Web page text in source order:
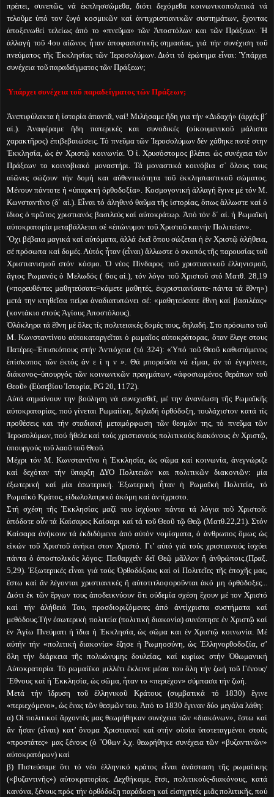
πρέπει, συνεπῶς, νά ἐκπλησσώμεθα, διότι δεχόμεθα κοινωνικοπολιτικά νά
τελοῦμε ὑπό τον ζυγό κοσμικῶν καί ἀντιχριστιανικῶν συστημάτων, ἒχοντας
ἀποξενωθεί τελείως ἀπό το «πνεῦμα» τῶν Ἀποστόλων και τῶν Πράξεων. Ἡ
ἀλλαγή τοῦ 4ου αἰῶνος ἦταν ἀποφασιστικῆς σημασίας, γιά τήν συνέχιση τοῦ
πνεύματος τῆς Ἐκκλησίας τῶν Ἱεροσολύμων. Διότι τό ἐρώτημα εἶναι: Ὑπάρχει
συνέχεια τοῦ παραδείγματος τῶν Πράξεων;
Ὑπάρχει συνέχεια τοῦ παραδείγματος τῶν Πράξεων;
Ἀνεπιφύλακτα ἡ ἱστορία ἀπαντᾶ, ναί! Μιλήσαμε ἢδη για τήν «Διδαχή» (ἀρχές β´
αἰ.). Ἀναφέραμε ἢδη πατερικές και συνοδικές (οἰκουμενικοῦ μάλιστα
χαρακτῆρος) ἐπιβεβαιώσεις. Τό πνεῦμα τῶν Ἱεροσολύμων δέν χάθηκε ποτέ στην
Ἐκκλησία, ὡς ἐν Χριστῷ κοινωνία. Ὁ ἱ. Χρυσόστομος βλέπει ὡς συνέχεια τῶν
Πράξεων το κοινοβιακό μοναστήρι. Τά μοναστικά κοινόβια σ᾽ ὃλους τους
αἰῶνες σώζουν τήν δομή και αὐθεντικότητα τοῦ ἐκκλησιαστικοῦ σώματος.
Μένουν πάντοτε ἡ «ὑπαρκτή ὀρθοδοξία». Κοσμογονική ἀλλαγή ἒγινε μέ τόν Μ.
Κωνσταντῖνο (δ΄ αἰ.). Εἶναι τό ἀληθινό θαῦμα τῆς ἱστορίας, ὃπως ἂλλωστε καί ὁ
ἲδιος ὁ πρῶτος χριστιανός βασιλεύς καί αὐτοκράτωρ. Ἀπό τόν δ΄ αἰ. ἡ Ρωμαϊκή
αὐτοκρατορία μεταβάλλεται σέ «ἐπώνυμον τοῦ Χριστοῦ καινήν Πολιτείαν».
Ὂχι βέβαια μαγικά καί αὐτόματα, ἀλλά ἐκεῖ ὃπου σώζεται ἡ ἐν Χριστῷ ἀλήθεια,
σέ πρόσωπα καί δομές. Αὐτός ἦταν (εἶναι) ἂλλωστε ὁ σκοπός τῆς παρουσίας τοῦ
Χριστιανισμοῦ στόν κόσμο. Ὁ νέος Πίνδαρος τοῦ χριστιανικοῦ ἑλληνισμοῦ,
ἃγιος Ρωμανός ὁ Μελωδός ( 6ος αἰ.), τόν λόγο τοῦ Χριστοῦ στό Ματθ. 28,19
(«πορευθέντες μαθητεύσατε=κάμετε μαθητές, ἐκχριστιανίσατε- πάντα τά ἒθνη»)
μετά την κτηθεῖσα πείρα ἀναδιατυπώνει σέ: «μαθητεύσατε ἒθνη καί βασιλέας»
(κοντάκιο στούς Ἁγίους Ἀποστόλους).
Ὁλόκληρα τά ἒθνη μέ ὃλες τίς πολιτειακές δομές τους, δηλαδή. Στο πρόσωπο τοῦ
Μ. Κωνσταντίνου αὐτοκαταργεῖται ὁ ρωμαῖος αὐτοκράτορας, ὃταν ἒλεγε στους
Πατέρες–Ἐπισκόπους στήν Ἀντιόχεια (τό 324): «Ὑπό τοῦ Θεοῦ καθιστάμενος
ἐπίσκοπος τῶν ἐκτός ἀν ε ί η ν ». Θά μποροῦσα νά εἶμαι, ἂν τό ἐγκρίνετε,
διάκονος–ὑπουργός τῶν κοινωνικῶν πραγμάτων, «ἀφοσιωμένος θεράπων τοῦ
Θεοῦ» (Εὐσεβίου Ἱστορία, PG 20, 1172).
Αὐτά σημαίνουν την βούληση νά συνεχισθεῖ, μέ την ἀνανέωση τῆς Ρωμαϊκῆς
αὐτοκρατορίας, πού γίνεται Ρωμαίϊκη, δηλαδή ὀρθόδοξη, τουλάχιστον κατά τίς
προθέσεις και τήν σταδιακή μεταμόρφωση τῶν θεσμῶν της, τὸ πνεῦμα τῶν
Ἱεροσολύμων, πού ἢθελε καί τούς χριστιανούς πολιτικούς διακόνους ἐν Χριστῷ,
ὑπουργούς τοῦ λαοῦ τοῦ Θεοῦ.
Μέχρι τόν Μ. Κωνσταντῖνο ἡ Ἐκκλησία, ὡς σῶμα καί κοινωνία, ἀνεγνώριζε
καί δεχόταν τήν ὓπαρξη ΔΥΟ Πολιτειῶν και πολιτικῶν διακονιῶν: μία
ἐξωτερική καί μία ἐσωτερική. Ἐξωτερική ἦταν ἡ Ρωμαϊκή Πολιτεία, τό
Ρωμαϊκό Κράτος, εἰδωλολατρικό ἀκόμη καί ἀντίχριστο.
Στή σχέση τῆς Ἐκκλησίας μαζί του ἰσχύουν πάντα τά λόγια τοῦ Χριστοῦ:
ἀπόδοτε οὖν τά Καίσαρος Καίσαρι καί τά τοῦ Θεοῦ τῷ Θεῷ (Ματθ.22,21). Στόν
Καίσαρα ἀνήκουν τά ἐκδιδόμενα ἀπό αὐτόν νομίσματα, ὁ ἀνθρωπος ὃμως ὡς
εἰκών τοῦ Χριστοῦ ἀνήκει στον Χριστό. Γι’ αὐτό γιά τούς χριστιανούς ἰσχύει
πάντα ὁ ἀποστολικός λόγος: Πειθαρχεῖν δεῖ Θεῷ μᾶλλον ἢ ἀνθρώποις.(Πραξ.
5,29). Ἐξωτερικές εἶναι γιά τούς Ὀρθοδόξους καί οἱ Πολιτεῖες τῆς ἐποχῆς μας,
ἒστω καί ἂν λέγονται χριστιανικές ἢ αὐτοτιτλοφοροῦνται ἀκό μη ὀρθόδοξες...
Διότι ἐκ τῶν ἒργων τους ἀποδεικνύουν ὃτι οὐδεμία σχέση ἒχουν μέ τον Χριστό
καί τήν ἀλήθειά Του, προσδιοριζόμενες ἀπό ἀντίχριστα συστήματα καί
μεθόδους.Τήν ἐσωτερική πολιτεία (πολιτική διακονία) συνέστησε ἐν Χριστῷ καί
ἐν Ἁγίω Πνεύματι ἡ ἲδια ἡ Ἐκκλησία, ὡς σῶμα και ἐν Χριστῷ κοινωνία. Μέ
αὐτήν τήν «πολιτική διακονία» ἒζησε ἡ Ρωμηοσύνη, ὡς Ἑλληνορθοδοξία, σ’
ὃλη τήν διάρκεια τῆς πολυώνυμης δουλείας, καί κυρίως στήν Ὀθωμανική
Αὐτοκρατορία. Τό ρωμαίϊκο μιλλέτι ἒκλεινε μέσα του ὃλη τήν ζωή τοῦ Γένους/
Ἒθνους καί ἡ Ἐκκλησία, ὡς σῶμα, ἦταν το «περιέχον» σύμπασα τήν ζωή.
Μετά τήν ἳδρυση τοῦ ἑλληνικοῦ Κράτους (συμβατικά τό 1830) ἒγινε
«περιεχόμενο», ὡς ἓνας τῶν θεσμῶν του. Ἀπό το 1830 ἒγιναν δύο μεγάλα λάθη:
α) Οἱ πολιτικοί ἂρχοντές μας θεωρήθηκαν συνέχεια τῶν «διακόνων», ἒστω καί
ἂν ἦσαν (εἶναι) κατ’ ὂνομα Χριστιανοί καί στήν οὐσία ὑποτεταγμένοι στούς
«προστάτες» μας ξένους (ὁ Ὂθων λ.χ. θεωρήθηκε συνέχεια τῶν «βυζαντινῶν»
αὐτοκρατόρων) καί
β) Πιστεύσαμε ὃτι τό νέο ἑλληνικό κράτος εἶναι ἀνάσταση τῆς ρωμαίικης
(«βυζαντινῆς») αὐτοκρατορίας. Δεχθήκαμε, ἒτσι, πολιτικούς-διακόνους, κατά
κανόνα, ξένους πρός τήν ὀρθόδοξη παράδοση καί εἰσηγητές μιᾶς πολιτικῆς, πού